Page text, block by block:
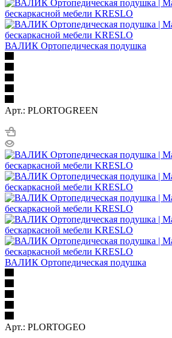
ВАЛИК Ортопедическая подушка
Арт.: PLORTOGREEN
ВАЛИК Ортопедическая подушка
Арт.: PLORTOGEO